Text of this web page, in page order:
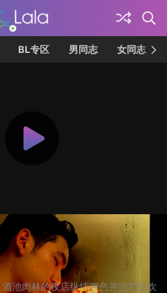
BL专区 男同志 女同志
池肉林的夜店纵情声色并恣意狂欢